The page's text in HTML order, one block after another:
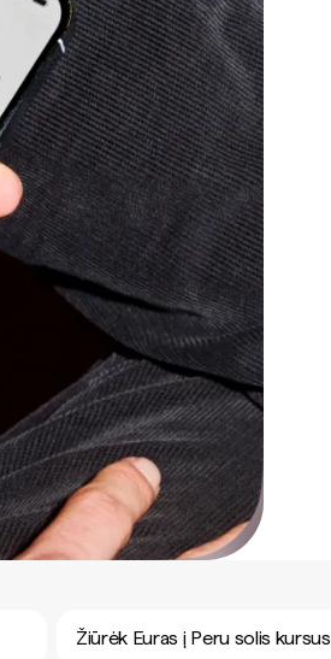
Žiūrėk Euras į Peru solis kursus